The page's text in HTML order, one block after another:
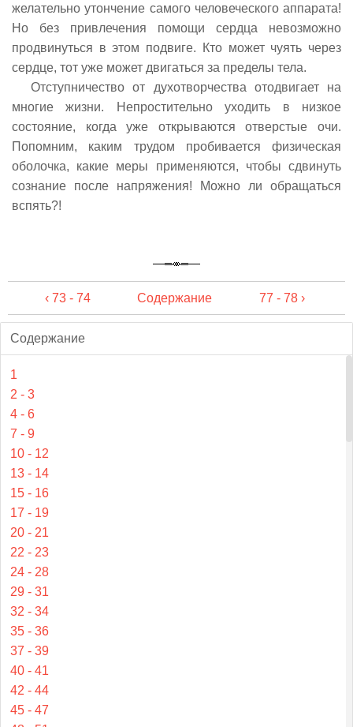
желательно утончение самого человеческого аппарата!
Но без привлечения помощи сердца невозможно
продвинуться в этом подвиге. Кто может чуять через
сердце, тот уже может двигаться за пределы тела.
Отступничество от духотворчества отодвигает на
многие жизни. Непростительно уходить в низкое
состояние, когда уже открываются отверстые очи.
Попомним, каким трудом пробивается физическая
оболочка, какие меры применяются, чтобы сдвинуть
сознание после напряжения! Можно ли обращаться
вспять?!
‹ 73 - 74 Содержание 77 - 78 ›
Содержание
1
2 - 3
4 - 6
7 - 9
10 - 12
13 - 14
15 - 16
17 - 19
20 - 21
22 - 23
24 - 28
29 - 31
32 - 34
35 - 36
37 - 39
40 - 41
42 - 44
45 - 47